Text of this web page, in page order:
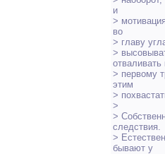
и
>
во
> главу
>
отваливать
> первому
этим
>
>
>
следствия.
>
бывают у